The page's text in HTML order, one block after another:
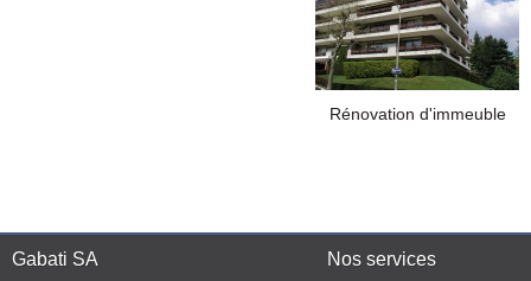
Rénovation d'immeuble
Gabati SA Nos services